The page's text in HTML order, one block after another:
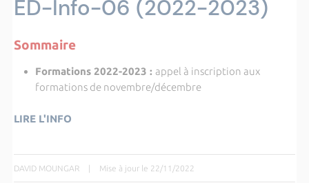
ED-Info-06 (2022-2023)
Sommaire
Formations 2022-2023 : appel à inscription aux
formations de novembre/décembre
LIRE L'INFO
DAVID MOUNGAR | Mise à jour le 22/11/2022